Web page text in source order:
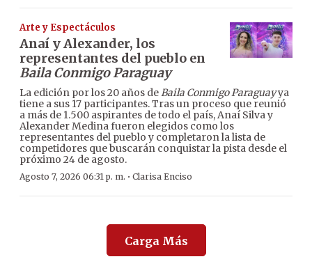
Arte y Espectáculos
Anaí y Alexander, los
representantes del pueblo en
Baila Conmigo Paraguay
La edición por los 20 años deBaila Conmigo Paraguayya
tiene a sus 17 participantes. Tras un proceso que reunió
a más de 1.500 aspirantes de todo el país, Anaí Silva y
Alexander Medina fueron elegidos como los
representantes del pueblo y completaron la lista de
competidores que buscarán conquistar la pista desde el
próximo 24 de agosto.
Agosto 7, 2026 06:31 p. m. · Clarisa Enciso
Carga Más